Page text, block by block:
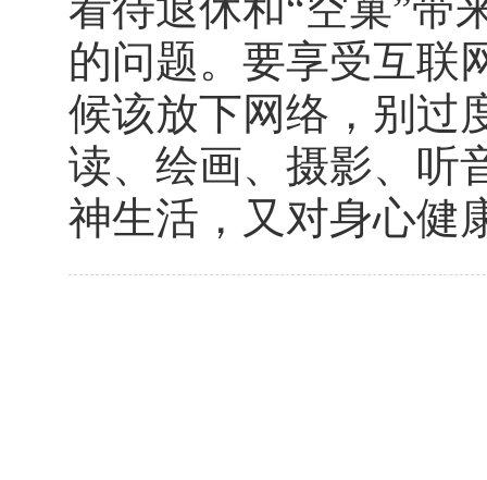
的问题。要享受互联
候该放下网络，别过
读、绘画、摄影、听
神生活，又对身心健